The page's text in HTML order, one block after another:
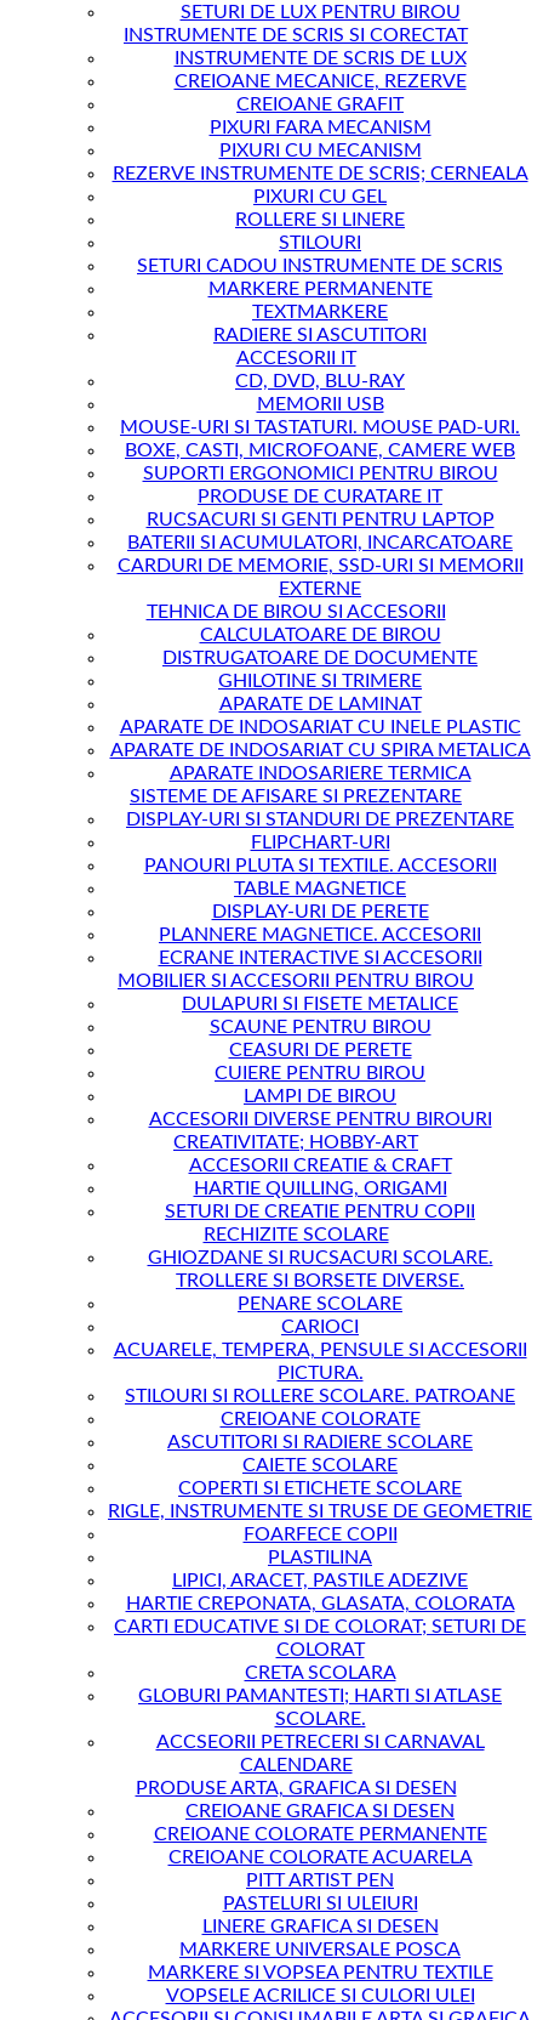
SETURI DE LUX PENTRU BIROU
INSTRUMENTE DE SCRIS SI CORECTAT
INSTRUMENTE DE SCRIS DE LUX
CREIOANE MECANICE, REZERVE
CREIOANE GRAFIT
PIXURI FARA MECANISM
PIXURI CU MECANISM
REZERVE INSTRUMENTE DE SCRIS; CERNEALA
PIXURI CU GEL
ROLLERE SI LINERE
STILOURI
SETURI CADOU INSTRUMENTE DE SCRIS
MARKERE PERMANENTE
TEXTMARKERE
RADIERE SI ASCUTITORI
ACCESORII IT
CD, DVD, BLU-RAY
MEMORII USB
MOUSE-URI SI TASTATURI. MOUSE PAD-URI.
BOXE, CASTI, MICROFOANE, CAMERE WEB
SUPORTI ERGONOMICI PENTRU BIROU
PRODUSE DE CURATARE IT
RUCSACURI SI GENTI PENTRU LAPTOP
BATERII SI ACUMULATORI, INCARCATOARE
CARDURI DE MEMORIE, SSD-URI SI MEMORII
EXTERNE
TEHNICA DE BIROU SI ACCESORII
CALCULATOARE DE BIROU
DISTRUGATOARE DE DOCUMENTE
GHILOTINE SI TRIMERE
APARATE DE LAMINAT
APARATE DE INDOSARIAT CU INELE PLASTIC
APARATE DE INDOSARIAT CU SPIRA METALICA
APARATE INDOSARIERE TERMICA
SISTEME DE AFISARE SI PREZENTARE
DISPLAY-URI SI STANDURI DE PREZENTARE
FLIPCHART-URI
PANOURI PLUTA SI TEXTILE. ACCESORII
TABLE MAGNETICE
DISPLAY-URI DE PERETE
PLANNERE MAGNETICE. ACCESORII
ECRANE INTERACTIVE SI ACCESORII
MOBILIER SI ACCESORII PENTRU BIROU
DULAPURI SI FISETE METALICE
SCAUNE PENTRU BIROU
CEASURI DE PERETE
CUIERE PENTRU BIROU
LAMPI DE BIROU
ACCESORII DIVERSE PENTRU BIROURI
CREATIVITATE; HOBBY-ART
ACCESORII CREATIE & CRAFT
HARTIE QUILLING, ORIGAMI
SETURI DE CREATIE PENTRU COPII
RECHIZITE SCOLARE
GHIOZDANE SI RUCSACURI SCOLARE.
TROLLERE SI BORSETE DIVERSE.
PENARE SCOLARE
CARIOCI
ACUARELE, TEMPERA, PENSULE SI ACCESORII
PICTURA.
STILOURI SI ROLLERE SCOLARE. PATROANE
CREIOANE COLORATE
ASCUTITORI SI RADIERE SCOLARE
CAIETE SCOLARE
COPERTI SI ETICHETE SCOLARE
RIGLE, INSTRUMENTE SI TRUSE DE GEOMETRIE
FOARFECE COPII
PLASTILINA
LIPICI, ARACET, PASTILE ADEZIVE
HARTIE CREPONATA, GLASATA, COLORATA
CARTI EDUCATIVE SI DE COLORAT; SETURI DE
COLORAT
CRETA SCOLARA
GLOBURI PAMANTESTI; HARTI SI ATLASE
SCOLARE.
ACCSEORII PETRECERI SI CARNAVAL
CALENDARE
PRODUSE ARTA, GRAFICA SI DESEN
CREIOANE GRAFICA SI DESEN
CREIOANE COLORATE PERMANENTE
CREIOANE COLORATE ACUARELA
PITT ARTIST PEN
PASTELURI SI ULEIURI
LINERE GRAFICA SI DESEN
MARKERE UNIVERSALE POSCA
MARKERE SI VOPSEA PENTRU TEXTILE
VOPSELE ACRILICE SI CULORI ULEI